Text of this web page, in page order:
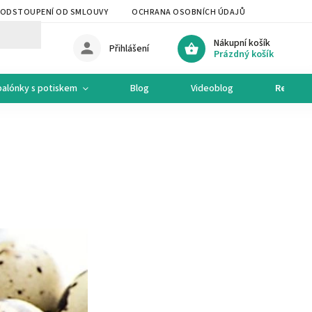
ODSTOUPENÍ OD SMLOUVY OCHRANA OSOBNÍCH ÚDAJŮ
Nákupní košík
Prázdný košík
Přihlášení
s potiskem Blog Videoblog Recepty